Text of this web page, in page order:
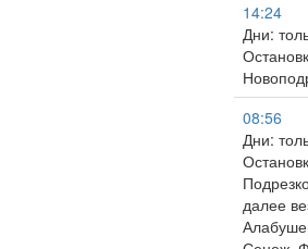
14:24
Дни:
08:56
Дни:
далее